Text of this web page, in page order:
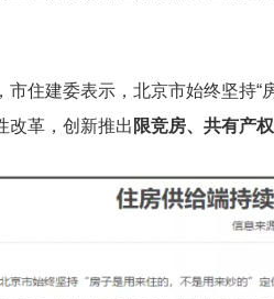
市住建委表示，北京市始终坚持“
改革，创新推出 限竞房、共有产